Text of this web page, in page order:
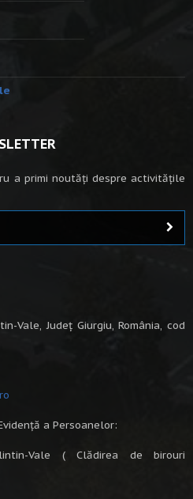
a primi noutăți despre activitățile
Vale, Județ Giurgiu, România, cod
a Persoanelor:
Vale ( Clădirea de birouri